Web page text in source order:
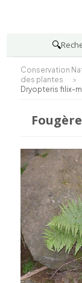
🔍
Conservation
des plantes
>
Dryopteris filix-